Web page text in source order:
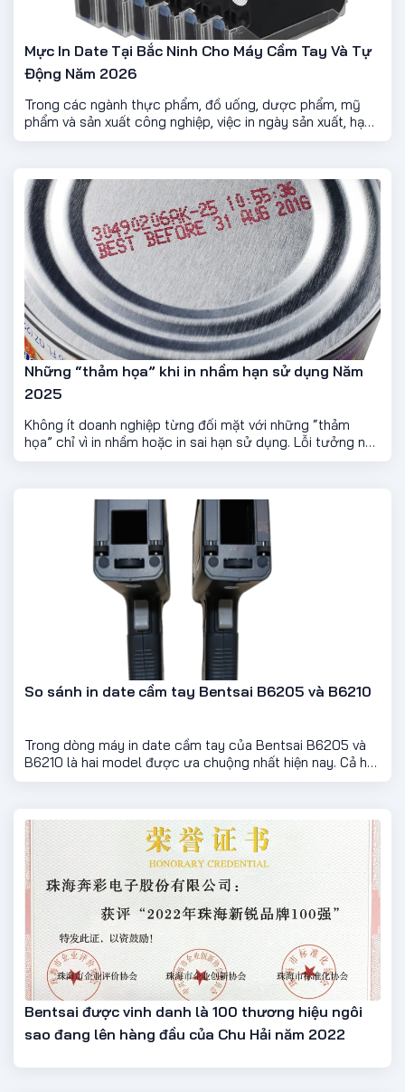
Mực In Date Tại Bắc Ninh Cho Máy Cầm Tay Và Tự
Động Năm 2026
Trong các ngành thực phẩm, đồ uống, dược phẩm, mỹ
phẩm và sản xuất công nghiệp, việc in ngày sản xuất, hạn
sử dụng, số lô hay mã QR trên sản phẩm là yêu cầu
đóng vai trò rất quan trọng.
Những “thảm họa” khi in nhầm hạn sử dụng Năm
2025
Không ít doanh nghiệp từng đối mặt với những “thảm
họa” chỉ vì in nhầm hoặc in sai hạn sử dụng. Lỗi tưởng nhỏ
này lại có thể kéo theo hậu quả cực kỳ nghiêm trọng: mất
So sánh in date cầm tay Bentsai B6205 và B6210
Trong dòng máy in date cầm tay của Bentsai B6205 và
B6210 là hai model được ưa chuộng nhất hiện nay. Cả hai
đều sở hữu thiết kế nhỏ gọn, công nghệ in TIJ hiện đại, in
Bentsai được vinh danh là 100 thương hiệu ngôi
sao đang lên hàng đầu của Chu Hải năm 2022